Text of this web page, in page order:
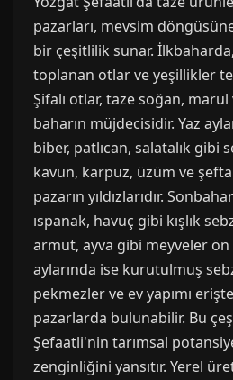
pazarları, mevsim
bir çeşitlilik sunar.
toplanan otlar ve yeşillikler
Şifalı otlar, taze soğan,
baharın müjdecisidir. Yaz
biber, patlıcan, salatalık gibi
kavun, karpuz, üzüm ve
pazarın yıldızlarıdır.
ıspanak, havuç gibi kışlık
armut, ayva gibi meyveler ön
aylarında ise kurutulmuş
pekmezler ve ev yapımı
pazarlarda bulunabilir. Bu
Şefaatli'nin tarımsal
zenginliğini yansıtır. Yerel